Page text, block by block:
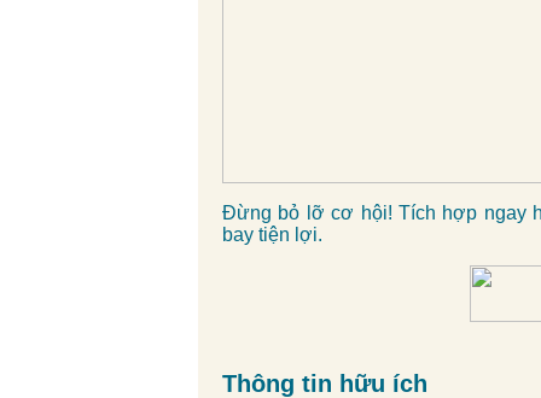
Đừng bỏ lỡ cơ hội! Tích hợp ngay
bay tiện lợi.
Thông tin hữu ích